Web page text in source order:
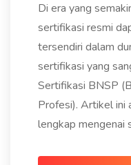
Di era yang
sertifikasi resmi
tersendiri dalam
sertifikasi yang
Sertifikasi BNSP
Profesi). Artikel ini
lengkap mengenai